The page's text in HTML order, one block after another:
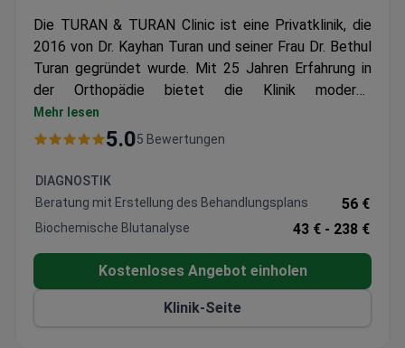
Die TURAN & TURAN Clinic ist eine Privatklinik, die
2016 von Dr. Kayhan Turan und seiner Frau Dr. Bethul
Turan gegründet wurde. Mit 25 Jahren Erfahrung in
der Orthopädie bietet die Klinik moderne
Möglichkeiten der Knochen-, Muskel- und
Gelenkbehandlung.
Mehr lesen
5.05 Bewertungen
DIAGNOSTIK
Beratung mit Erstellung des Behandlungsplans
56 €
Biochemische Blutanalyse 43 € - 238 €
Kostenloses Angebot einholen
Klinik-Seite